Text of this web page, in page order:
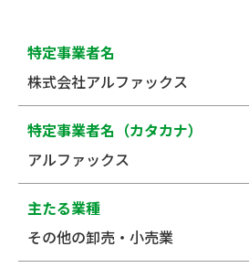
特定事業者名
株式会社アルファックス
特定事業者名（カタカナ）
アルファックス
主たる業種
その他の卸売・小売業